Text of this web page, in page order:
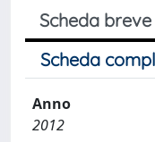
Scheda breve
Scheda
Anno
2012